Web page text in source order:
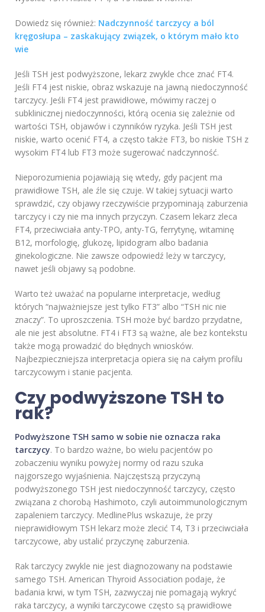
Dowiedz się również: Nadczynność tarczycy a ból
kręgosłupa – zaskakujący związek, o którym mało kto
wie
Jeśli TSH jest podwyższone, lekarz zwykle chce znać FT4.
Jeśli FT4 jest niskie, obraz wskazuje na jawną niedoczynność
tarczycy. Jeśli FT4 jest prawidłowe, mówimy raczej o
subklinicznej niedoczynności, którą ocenia się zależnie od
wartości TSH, objawów i czynników ryzyka. Jeśli TSH jest
niskie, warto ocenić FT4, a często także FT3, bo niskie TSH z
wysokim FT4 lub FT3 może sugerować nadczynność.
Nieporozumienia pojawiają się wtedy, gdy pacjent ma
prawidłowe TSH, ale źle się czuje. W takiej sytuacji warto
sprawdzić, czy objawy rzeczywiście przypominają zaburzenia
tarczycy i czy nie ma innych przyczyn. Czasem lekarz zleca
FT4, przeciwciała anty-TPO, anty-TG, ferrytynę, witaminę
B12, morfologię, glukozę, lipidogram albo badania
ginekologiczne. Nie zawsze odpowiedź leży w tarczycy,
nawet jeśli objawy są podobne.
Warto też uważać na popularne interpretacje, według
których “najważniejsze jest tylko FT3” albo “TSH nic nie
znaczy”. To uproszczenia. TSH może być bardzo przydatne,
ale nie jest absolutne. FT4 i FT3 są ważne, ale bez kontekstu
także mogą prowadzić do błędnych wniosków.
Najbezpieczniejsza interpretacja opiera się na całym profilu
tarczycowym i stanie pacjenta.
Czy podwyższone TSH to
rak?
Podwyższone TSH samo w sobie nie oznacza raka
tarczycy. To bardzo ważne, bo wielu pacjentów po
zobaczeniu wyniku powyżej normy od razu szuka
najgorszego wyjaśnienia. Najczęstszą przyczyną
podwyższonego TSH jest niedoczynność tarczycy, często
związana z chorobą Hashimoto, czyli autoimmunologicznym
zapaleniem tarczycy. MedlinePlus wskazuje, że przy
nieprawidłowym TSH lekarz może zlecić T4, T3 i przeciwciała
tarczycowe, aby ustalić przyczynę zaburzenia.
Rak tarczycy zwykle nie jest diagnozowany na podstawie
samego TSH. American Thyroid Association podaje, że
badania krwi, w tym TSH, zazwyczaj nie pomagają wykryć
raka tarczycy, a wyniki tarczycowe często są prawidłowe